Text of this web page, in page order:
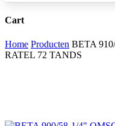
Cart
Close
Cart
Home Producten BETA
RATEL 72 TANDS